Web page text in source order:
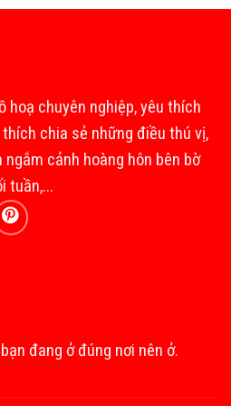
hoạ chuyên nghiệp, yêu thích
chia sẻ những điều thú vị,
cảnh hoàng hôn bên bờ
tuần,...
đang ở đúng nơi nên ở.